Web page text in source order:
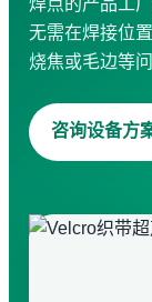
防水
应用视频
超声波
超声
手持
布袋
焊点的产品工
无需在焊接位
烧焦或毛边等问
咨询设备方